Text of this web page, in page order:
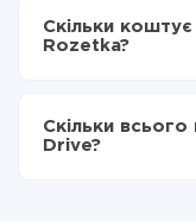
Тепер дані
Monster Leads
становити від 5-
налаштування
Скільки коштує
Rozetka?
Ви оплачуєте
передаються з
Скільки всього
Drive?